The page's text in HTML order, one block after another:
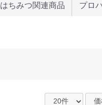
はちみつ関連商品 プロ